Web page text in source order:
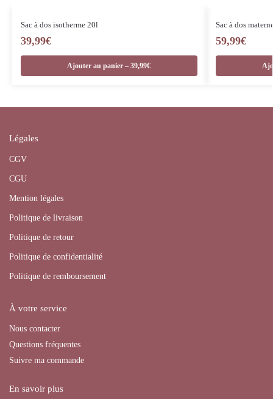
Sac à dos isotherme 20l
39,99€
Ajouter au panier – 39,99€
Sac à dos
59,99€
Légales
CGV
CGU
Mention légales
Politique de livraison
Politique de retour
Politique de confidentialité
Politique de remboursement
À votre service
Nous contacter
Questions fréquentes
Suivre ma commande
En savoir plus